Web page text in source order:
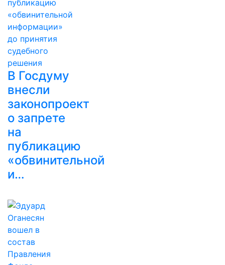
В Госдуму
внесли
законопроект
о запрете
на
публикацию
«обвинительной
и…